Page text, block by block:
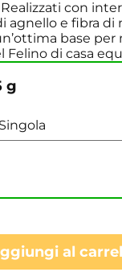
con
agnello e fibra di
base per
di casa
g
al